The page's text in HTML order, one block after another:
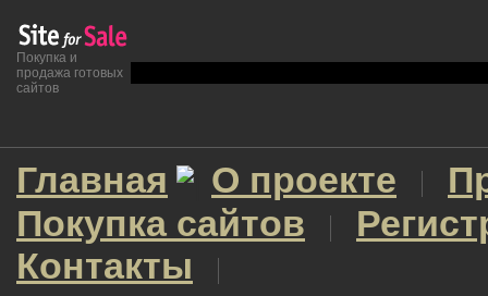
Покупка и
продажа готовых
сайтов
Главная О проекте
Покупка сайтов
Контакты